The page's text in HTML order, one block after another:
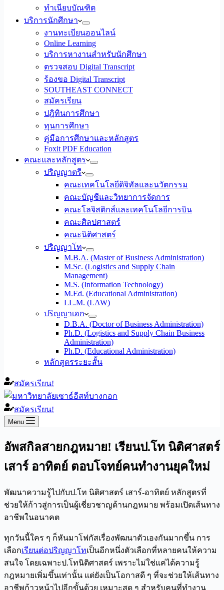
ทำเนียบบัณฑิต
บริการนักศึกษา
งานทะเบียนออนไลน์
Online Learning
บริการหางานสำหรับนักศึกษา
ตรวจสอบ Digital Transcript
ร้องขอ Digital Transcript
SOUTHEAST CONNECT
สมัครเรียน
ปฎิทินการศึกษา
ทุนการศึกษา
คู่มือการศึกษาและหลักสูตร
Foxit PDF Education
คณะและหลักสูตร
ปริญญาตรี
คณะเทคโนโลยีดิจิทัลและนวัตกรรม
คณะบัญชีและวิทยาการจัดการ
คณะโลจิสติกส์และเทคโนโลยีการบิน
คณะศิลปศาสตร์
คณะนิติศาสตร์
ปริญญาโท
M.B.A. (Master of Business Administration)
M.Sc. (Logistics and Supply Chain
Management)
M.S. (Information Technology)
M.Ed. (Educational Administration)
LL.M. (LAW)
ปริญญาเอก
D.B.A. (Doctor of Business Administration)
Ph.D. (Logistics and Supply Chain Business
Administration)
Ph.D. (Educational Administration)
หลักสูตรระยะสั้น
สมัครเรียน!
สมัครเรียน!
Menu
อัพสกิลสายกฎหมาย! เรียนป.โท นิติศาสตร์
เสาร์ อาทิตย์ ตอบโจทย์คนทำงานยุคใหม่
พัฒนาความรู้ไปกับป.โท นิติศาสตร์ เสาร์-อาทิตย์ หลักสูตรที่
ช่วยให้ก้าวสู่การเป็นผู้เชี่ยวชาญด้านกฎหมาย พร้อมเปิดเส้นทาง
อาชีพในอนาคต
ทุกวันนี้ใคร ๆ ก็หันมาโฟกัสเรื่องพัฒนาตัวเองกันมากขึ้น การ
เลือกเรียนต่อปริญญาโทเป็นอีกหนึ่งตัวเลือกที่หลายคนให้ความ
สนใจ โดยเฉพาะป.โทนิติศาสตร์ เพราะไม่ใช่แค่ได้ความรู้
กฎหมายเพิ่มขึ้นเท่านั้น แต่ยังเป็นโอกาสดี ๆ ที่จะช่วยให้เส้นทาง
อาชีพก้าวหน้าไปอีกขั้นด้วย เหมาะสุด ๆ สำหรับคนที่ทำงาน